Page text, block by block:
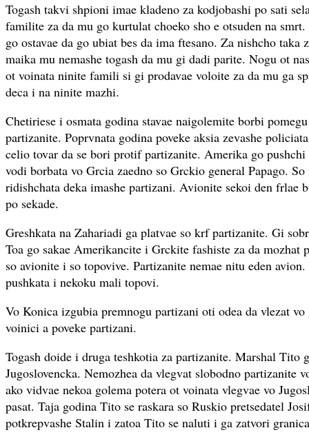
Togash takvi shpioni imae kladeno za kodjobashi po sati
familite za da mu go kurtulat choeko sho e otsuden na
go ostavae da go ubiat bes da ima ftesano. Za nishcho taka
maika mu nemashe togash da mu gi dadi parite. Nogu ot
ot voinata ninite famili si gi prodavae voloite za da mu ga
deca i na ninite mazhi.
Chetiriese i osmata godina stavae naigolemite borbi
partizanite. Poprvnata godina poveke aksia zevashe
celio tovar da se bori protif partizanite. Amerika go
vodi borbata vo Grcia zaedno so Grckio general Papago.
ridishchata deka imashe partizani. Avionite sekoi den frlae
po sekade.
Greshkata na Zahariadi ga platvae so krf partizanite. Gi
Toa go sakae Amerikancite i Grckite fashiste za da mozhat
so avionite i so topovive. Partizanite nemae nitu eden avion.
pushkata i nekoku mali topovi.
Vo Konica izgubia premnogu partizani oti odea da vlezat
voinici a poveke partizani.
Togash doide i druga teshkotia za partizanite. Marshal Tito
Jugoslovencka. Nemozhea da vlegvat slobodno partizanite
ako vidvae nekoa golema potera ot voinata vlegvae vo
pasat. Taja godina Tito se raskara so Ruskio pretsedatel
potkrepvashe Stalin i zatoa Tito se naluti i ga zatvori